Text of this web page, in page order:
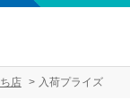
店 入荷プライズ